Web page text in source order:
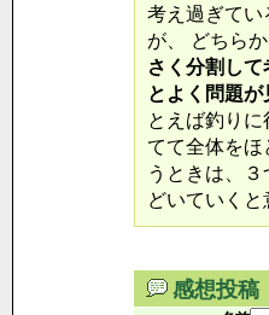
考え過ぎてい
が、 どちら
さく分割し
とよく問題
とえば釣り
てて全体をほ
うときは、
どいていく
感想投稿